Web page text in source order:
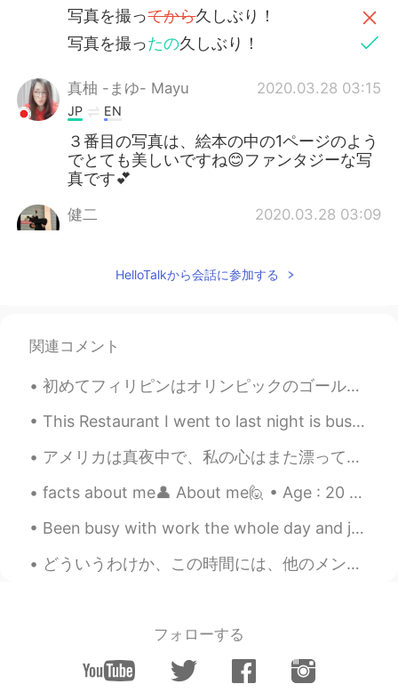
写真を撮ってから久しぶり！
写真を撮ったの久しぶり！
真柚 -まゆ- Mayu 2020.03.28 03:15
JP EN
３番目の写真は、絵本の中の1ページのよう
でとても美しいですね😊ファンタジーな写
真です💕
健二 2020.03.28 03:09
Wow! It's beautiful place.
写真を撮
写真を撮 るの久しぶり！
超恋しかった！
超 楽 しかった！
最近、仕事の後、家に帰る前時、リラ
ックスのために近所のこの 部分
に座っ
て、噴水とアヒルを見てます。
最近、仕事の後、家に帰る前、リラッ
クスのために近所のこの場所
に座っ
今日はカメラと三脚を持参することにしま
日の一番美しい部分は、太陽がすでに地平
HelloTalkから会話に参加する
関連コメント
初めてフィリピンはオリンピックのゴールドを勝った！本当に嬉しくて感情がおふれてる！😭😭😭東京で勝った！嬉しい！！！ 私の生涯では起こらないと思いきや！ 間違って、よかったです！😭😭😭 フィリ...
This Restaurant I went to last night is bussin 💯 The owner is The Chef The Waiter The Entertainer...
アメリカは真夜中で、私の心はまた漂ってる。 最近色々ジブリの映画を見たところです。ここまですべてが気に入った。先週末「耳をすませば」を見ました。 大人になると、恋に落ちるのが難しくなると思い...
facts about me👤 About me🙋 • Age : 20 • Where are you from?: Philippines • Height : 168cm • Ey...
Been busy with work the whole day and just found this trending topic in Twitter #cancelkorea. T...
どういうわけか、この時間には、他のメンバーのモメントで、変な男の人たちが現れってるそうです。特に、日本人の女の人のモメントで、変な日本人じゃない男の人の変なコメントが見える。彼らは投稿は言語学習...
フォローする